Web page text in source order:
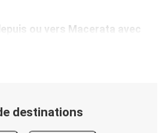
ou vers Macerata avec
ou vers Macerata grâce à
le Wi-Fi gratuit et les
destinations